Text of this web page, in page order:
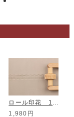
ロール印花 15mm RS-01
1,980円